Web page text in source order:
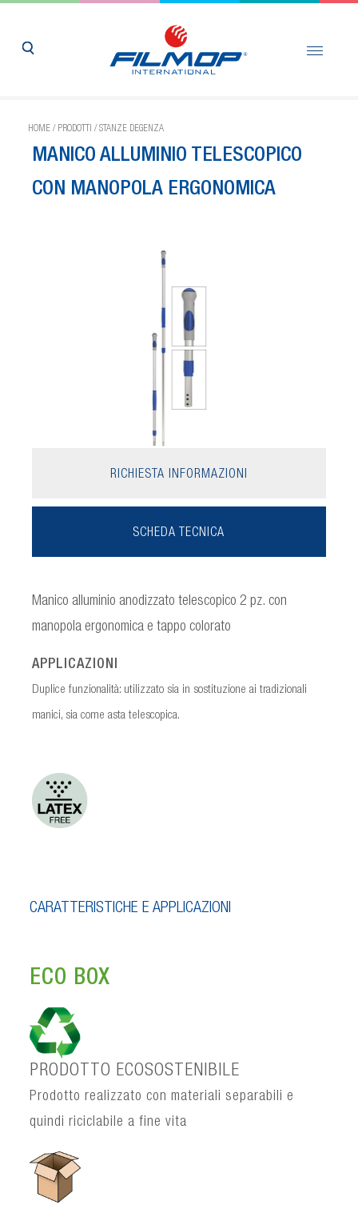
HOME / PRODOTTI / STANZE DEGENZA
MANICO ALLUMINIO TELESCOPICO
CON MANOPOLA ERGONOMICA
RICHIESTA INFORMAZIONI
SCHEDA TECNICA
Manico alluminio anodizzato telescopico 2 pz. con
manopola ergonomica e tappo colorato
APPLICAZIONI
Duplice funzionalità: utilizzato sia in sostituzione ai tradizionali
manici, sia come asta telescopica.
CARATTERISTICHE E APPLICAZIONI
ECO BOX
PRODOTTO ECOSOSTENIBILE
Prodotto realizzato con materiali separabili e
quindi riciclabile a fine vita